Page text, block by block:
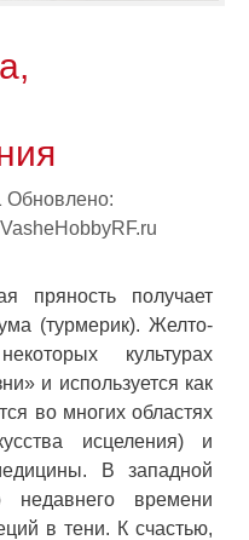
Обновлено:
пряность получает
(турмерик). Желто-
культурах
и используется как
во многих областях
исцеления) и
В западной
недавнего времени
в тени. К счастью,